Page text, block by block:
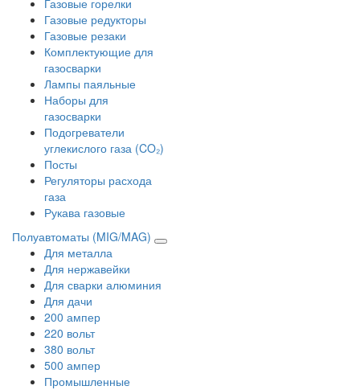
Газовые редукторы
Газовые резаки
Комплектующие для
газосварки
Лампы паяльные
Наборы для
газосварки
Подогреватели
углекислого газа (CO₂)
Посты
Регуляторы расхода
газа
Рукава газовые
Полуавтоматы (MIG/MAG)
Для металла
Для нержавейки
Для сварки алюминия
Для дачи
200 ампер
220 вольт
380 вольт
500 ампер
Промышленные